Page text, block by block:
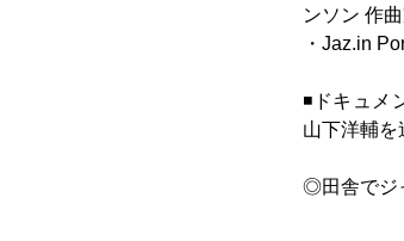
ンソン 作
・Jaz.in
◾️ドキュ
山下洋輔
◎田舎でジ